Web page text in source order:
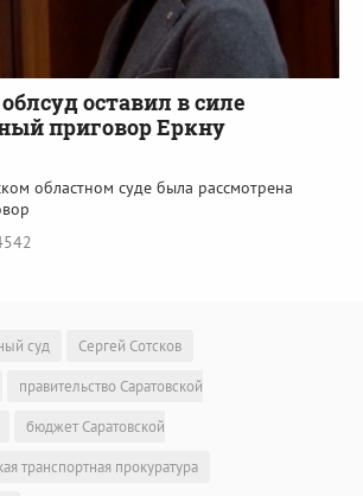
оставил в силе
приговор Еркну
областном суде была рассмотрена
суд
Сергей Сотсков
правительство Саратовской
бюджет Саратовской
транспортная прокуратура